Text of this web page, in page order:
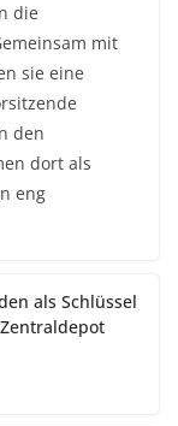
die
mit
sie eine
den
dort als
eng
als Schlüssel